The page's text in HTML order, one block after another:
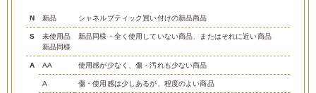
N 新品 シャネルブティック買い付けの新品商品
S
未使用品
新品同様
新品同様・全く使用していない商品、またはそれに近い商品
A AA 使用感が少なく、傷・汚れも少ない商品
A 傷・使用感は少しあるが、程度のよい商品